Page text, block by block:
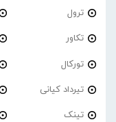
ترول
تکاور
تورکال
تیرداد کیانی
تینک